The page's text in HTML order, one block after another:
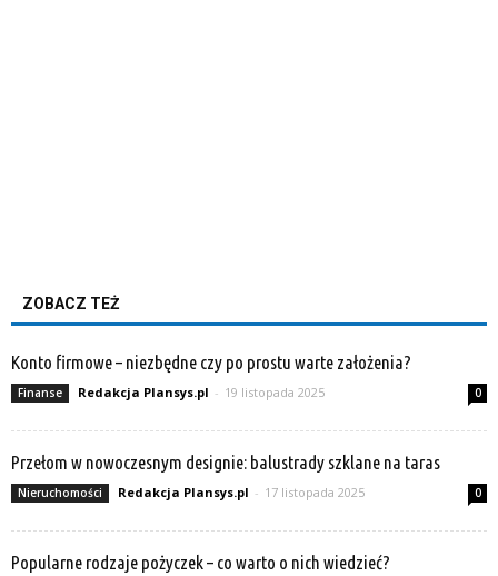
ZOBACZ TEŻ
Konto firmowe – niezbędne czy po prostu warte założenia?
Finanse Redakcja Plansys.pl - 19 listopada 2025 0
Przełom w nowoczesnym designie: balustrady szklane na taras
Nieruchomości Redakcja Plansys.pl - 17 listopada 2025 0
Popularne rodzaje pożyczek – co warto o nich wiedzieć?